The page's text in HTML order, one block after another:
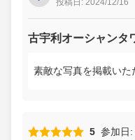
投稿日: 2024/12/16
古宇利オーシャンタ
素敵な写真を掲載いた
5 参加日